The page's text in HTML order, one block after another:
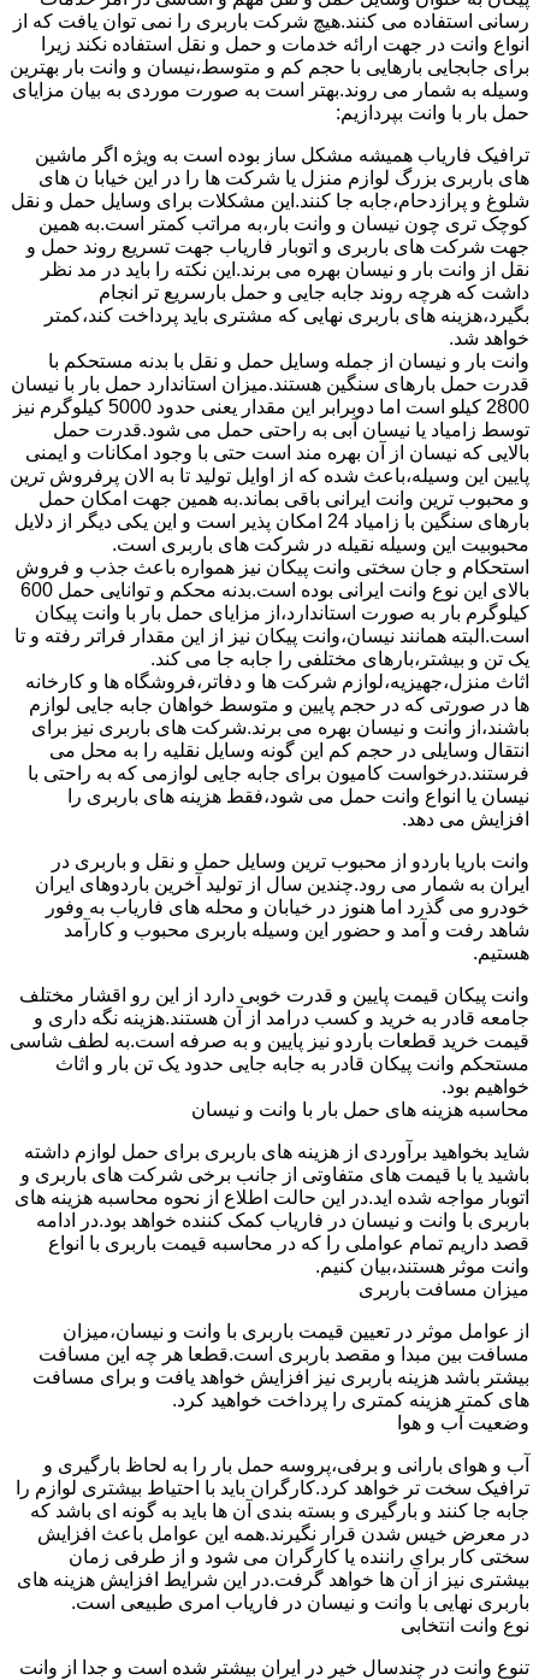
رسانی استفاده می کنند.هیچ شرکت باربری را نمی توان یافت که از
انواع وانت در جهت ارائه خدمات و حمل و نقل استفاده نکند زیرا
برای جابجایی بارهایی با حجم کم و متوسط،نیسان و وانت بار بهترین
وسیله به شمار می روند.بهتر است به صورت موردی به بیان مزایای
حمل بار با وانت بپردازیم:
ترافیک فاریاب همیشه مشکل ساز بوده است به ویژه اگر ماشین
های باربری بزرگ لوازم منزل یا شرکت ها را در این خیابا ن های
شلوغ و پرازدحام،جابه جا کنند.این مشکلات برای وسایل حمل و نقل
کوچک تری چون نیسان و وانت بار،به مراتب کمتر است.به همین
جهت شرکت های باربری و اتوبار فاریاب جهت تسریع روند حمل و
نقل از وانت بار و نیسان بهره می برند.این نکته را باید در مد نظر
داشت که هرچه روند جابه جایی و حمل بارسریع تر انجام
بگیرد،هزینه های باربری نهایی که مشتری باید پرداخت کند،کمتر
خواهد شد.
وانت بار و نیسان از جمله وسایل حمل و نقل با بدنه مستحکم با
قدرت حمل بارهای سنگین هستند.میزان استاندارد حمل بار با نیسان
2800 کیلو است اما دوبرابر این مقدار یعنی حدود 5000 کیلوگرم نیز
توسط زامیاد یا نیسان آبی به راحتی حمل می شود.قدرت حمل
بالایی که نیسان از آن بهره مند است حتی با وجود امکانات و ایمنی
پایین این وسیله،باعث شده که از اوایل تولید تا به الان پرفروش ترین
و محبوب ترین وانت ایرانی باقی بماند.به همین جهت امکان حمل
بارهای سنگین با زامیاد 24 امکان پذیر است و این یکی دیگر از دلایل
محبوبیت این وسیله نقیله در شرکت های باربری است.
استحکام و جان سختی وانت پیکان نیز همواره باعث جذب و فروش
بالای این نوع وانت ایرانی بوده است.بدنه محکم و توانایی حمل 600
کیلوگرم بار به صورت استاندارد،از مزایای حمل بار با وانت پیکان
است.البته همانند نیسان،وانت پیکان نیز از این مقدار فراتر رفته و تا
یک تن و بیشتر،بارهای مختلفی را جابه جا می کند.
اثاث منزل،جهیزیه،لوازم شرکت ها و دفاتر،فروشگاه ها و کارخانه
ها در صورتی که در حجم پایین و متوسط خواهان جابه جایی لوازم
باشند،از وانت و نیسان بهره می برند.شرکت های باربری نیز برای
انتقال وسایلی در حجم کم این گونه وسایل نقلیه را به محل می
فرستند.درخواست کامیون برای جابه جایی لوازمی که به راحتی با
نیسان یا انواع وانت حمل می شود،فقط هزینه های باربری را
افزایش می دهد.
وانت باریا باردو از محبوب ترین وسایل حمل و نقل و باربری در
ایران به شمار می رود.چندین سال از تولید آخرین باردوهای ایران
خودرو می گذرد اما هنوز در خیابان و محله های فاریاب به وفور
شاهد رفت و آمد و حضور این وسیله باربری محبوب و کارآمد
هستیم.
وانت پیکان قیمت پایین و قدرت خوبی دارد از این رو اقشار مختلف
جامعه قادر به خرید و کسب درامد از آن هستند.هزینه نگه داری و
قیمت خرید قطعات باردو نیز پایین و به صرفه است.به لطف شاسی
مستحکم وانت پیکان قادر به جابه جایی حدود یک تن بار و اثاث
خواهیم بود.
محاسبه هزینه های حمل بار با وانت و نیسان
شاید بخواهید برآوردی از هزینه های باربری برای حمل لوازم داشته
باشید یا با قیمت های متفاوتی از جانب برخی شرکت های باربری و
اتوبار مواجه شده اید.در این حالت اطلاع از نحوه محاسبه هزینه های
باربری با وانت و نیسان در فاریاب کمک کننده خواهد بود.در ادامه
قصد داریم تمام عواملی را که در محاسبه قیمت باربری با انواع
وانت موثر هستند،بیان کنیم.
میزان مسافت باربری
از عوامل موثر در تعیین قیمت باربری با وانت و نیسان،میزان
مسافت بین مبدا و مقصد باربری است.قطعا هر چه این مسافت
بیشتر باشد هزینه باربری نیز افزایش خواهد یافت و برای مسافت
های کمتر هزینه کمتری را پرداخت خواهید کرد.
وضعیت آب و هوا
آب و هوای بارانی و برفی،پروسه حمل بار را به لحاظ بارگیری و
ترافیک سخت تر خواهد کرد.کارگران باید با احتیاط بیشتری لوازم را
جابه جا کنند و بارگیری و بسته بندی آن ها باید به گونه ای باشد که
در معرض خیس شدن قرار نگیرند.همه این عوامل باعث افزایش
سختی کار برای راننده یا کارگران می شود و از طرفی زمان
بیشتری نیز از آن ها خواهد گرفت.در این شرایط افزایش هزینه های
باربری نهایی با وانت و نیسان در فاریاب امری طبیعی است.
نوع وانت انتخابی
تنوع وانت در چندسال خیر در ایران بیشتر شده است و جدا از وانت